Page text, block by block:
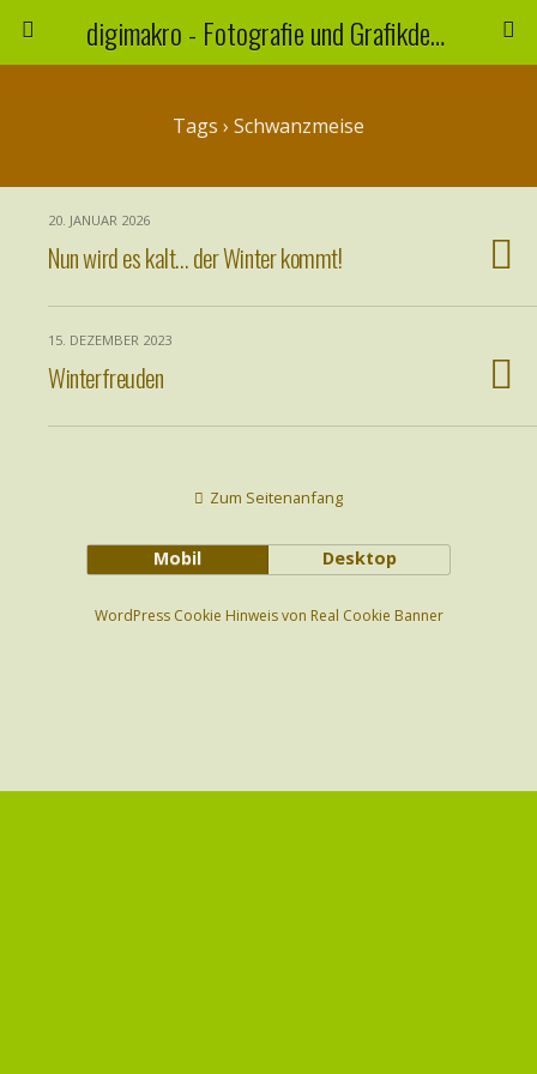
digimakro - Fotografie und Grafikdesign
Tags › Schwanzmeise
20. JANUAR 2026
Nun wird es kalt… der Winter kommt!
15. DEZEMBER 2023
Winterfreuden
Zum Seitenanfang
Mobil Desktop
WordPress Cookie Hinweis von Real Cookie Banner